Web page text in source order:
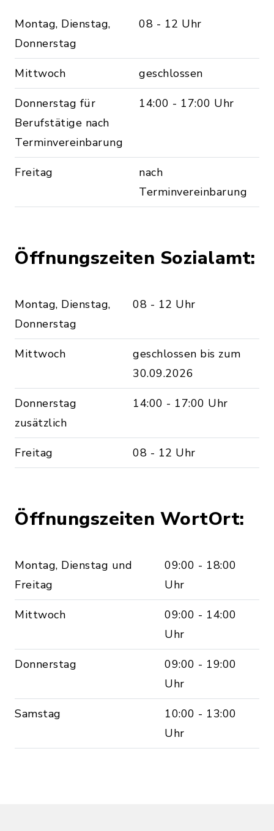
Montag, Dienstag,
Donnerstag
08 - 12 Uhr
Mittwoch geschlossen
Donnerstag für
Berufstätige nach
Terminvereinbarung
14:00 - 17:00 Uhr
Freitag
nach
Terminvereinbarung
Öffnungszeiten Sozialamt:
Montag, Dienstag,
Donnerstag
08 - 12 Uhr
Mittwoch
geschlossen bis zum
30.09.2026
Donnerstag
zusätzlich
14:00 - 17:00 Uhr
Freitag 08 - 12 Uhr
Öffnungszeiten WortOrt:
Montag, Dienstag und
Freitag
09:00 - 18:00
Uhr
Mittwoch
09:00 - 14:00
Uhr
Donnerstag
09:00 - 19:00
Uhr
Samstag
10:00 - 13:00
Uhr